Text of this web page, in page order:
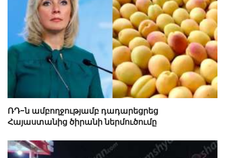
ՌԴ-ն ամբողջությամբ դադարեցրեց
Հայաստանից ծիրանի ներմուծումը